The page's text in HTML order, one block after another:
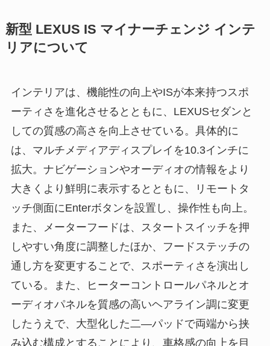
新型 LEXUS IS マイナーチェンジ インテ
リアについて
インテリアは、機能性の向上やISが本来持つスポ
ーティさを進化させるとともに、LEXUSセダンと
しての質感の高さを向上させている。具体的に
は、マルチメディアディスプレイを10.3インチに
拡大。ナビゲーションやオーディオの情報をより
大きくより鮮明に表示するとともに、リモートタ
ッチ側面にEnterボタンを設置し、操作性も向上。
また、メーターフードは、スタートスイッチを押
しやすい角度に調整したほか、フードステッチの
通し方を変更することで、スポーティさを演出し
ている。また、ヒーターコントロールパネルとオ
ーディオパネルを質感の高いヘアライン調に変更
したうえで、大型化した二―パッドで両端から挟
み込む構成とすることにより、車格感の向上を目